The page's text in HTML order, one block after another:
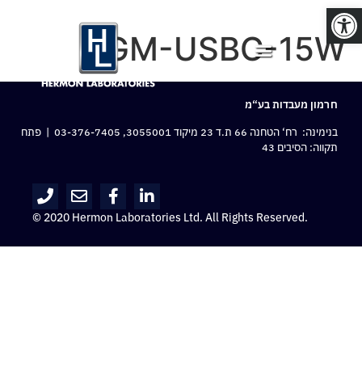
פתח סרגל נגישות
GM-USBC-15W
חרמון מעבדות בע“מ
בנימינה: רח‘ הטחנה 66 ת.ד 23 מיקוד 3055001,
03-376-7405 | פתח
תקווה: הסיבים 43
© 2020 Hermon Laboratories Ltd. All Rights Reserved.